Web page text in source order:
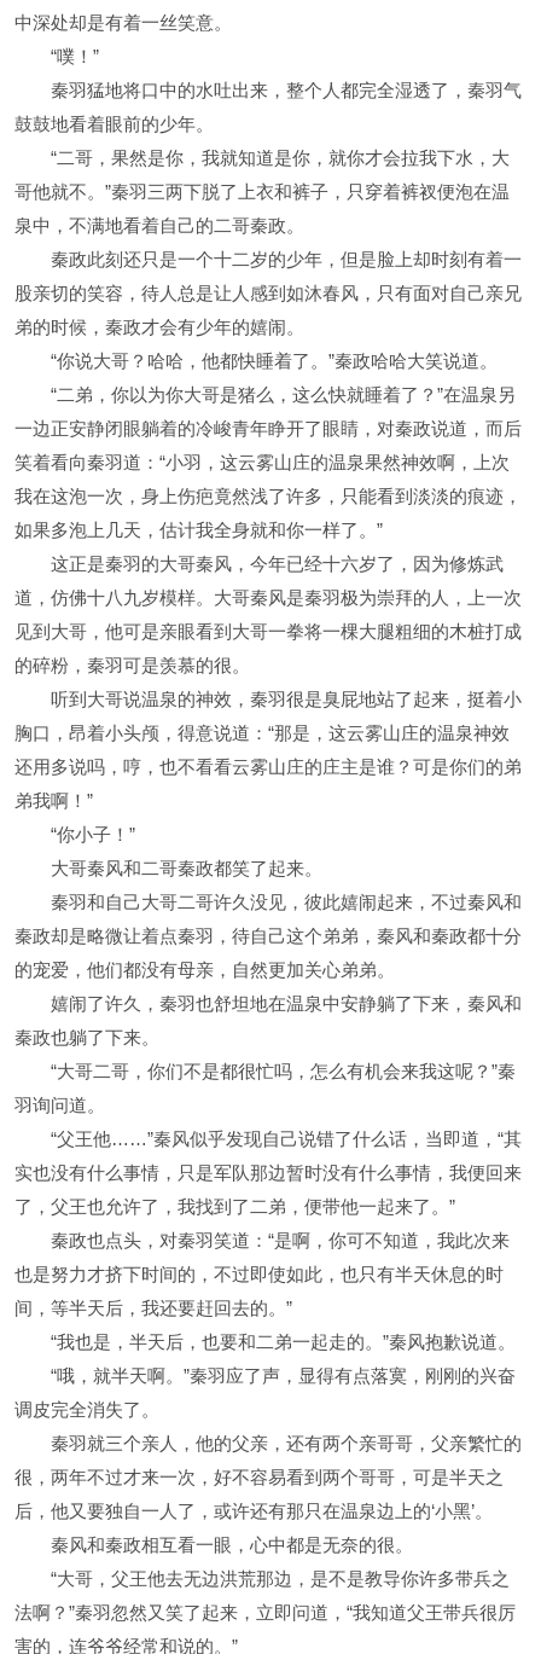
中深处却是有着一丝笑意。
“噗！”
秦羽猛地将口中的水吐出来，整个人都完全湿透了，秦羽气
鼓鼓地看着眼前的少年。
“二哥，果然是你，我就知道是你，就你才会拉我下水，大
哥他就不。”秦羽三两下脱了上衣和裤子，只穿着裤衩便泡在温
泉中，不满地看着自己的二哥秦政。
秦政此刻还只是一个十二岁的少年，但是脸上却时刻有着一
股亲切的笑容，待人总是让人感到如沐春风，只有面对自己亲兄
弟的时候，秦政才会有少年的嬉闹。
“你说大哥？哈哈，他都快睡着了。”秦政哈哈大笑说道。
“二弟，你以为你大哥是猪么，这么快就睡着了？”在温泉另
一边正安静闭眼躺着的冷峻青年睁开了眼睛，对秦政说道，而后
笑着看向秦羽道：“小羽，这云雾山庄的温泉果然神效啊，上次
我在这泡一次，身上伤疤竟然浅了许多，只能看到淡淡的痕迹，
如果多泡上几天，估计我全身就和你一样了。”
这正是秦羽的大哥秦风，今年已经十六岁了，因为修炼武
道，仿佛十八九岁模样。大哥秦风是秦羽极为崇拜的人，上一次
见到大哥，他可是亲眼看到大哥一拳将一棵大腿粗细的木桩打成
的碎粉，秦羽可是羡慕的很。
听到大哥说温泉的神效，秦羽很是臭屁地站了起来，挺着小
胸口，昂着小头颅，得意说道：“那是，这云雾山庄的温泉神效
还用多说吗，哼，也不看看云雾山庄的庄主是谁？可是你们的弟
弟我啊！”
“你小子！”
大哥秦风和二哥秦政都笑了起来。
秦羽和自己大哥二哥许久没见，彼此嬉闹起来，不过秦风和
秦政却是略微让着点秦羽，待自己这个弟弟，秦风和秦政都十分
的宠爱，他们都没有母亲，自然更加关心弟弟。
嬉闹了许久，秦羽也舒坦地在温泉中安静躺了下来，秦风和
秦政也躺了下来。
“大哥二哥，你们不是都很忙吗，怎么有机会来我这呢？”秦
羽询问道。
“父王他……”秦风似乎发现自己说错了什么话，当即道，“其
实也没有什么事情，只是军队那边暂时没有什么事情，我便回来
了，父王也允许了，我找到了二弟，便带他一起来了。”
秦政也点头，对秦羽笑道：“是啊，你可不知道，我此次来
也是努力才挤下时间的，不过即使如此，也只有半天休息的时
间，等半天后，我还要赶回去的。”
“我也是，半天后，也要和二弟一起走的。”秦风抱歉说道。
“哦，就半天啊。”秦羽应了声，显得有点落寞，刚刚的兴奋
调皮完全消失了。
秦羽就三个亲人，他的父亲，还有两个亲哥哥，父亲繁忙的
很，两年不过才来一次，好不容易看到两个哥哥，可是半天之
后，他又要独自一人了，或许还有那只在温泉边上的‘小黑’。
秦风和秦政相互看一眼，心中都是无奈的很。
“大哥，父王他去无边洪荒那边，是不是教导你许多带兵之
法啊？”秦羽忽然又笑了起来，立即问道，“我知道父王带兵很厉
害的，连爷爷经常和说的。”